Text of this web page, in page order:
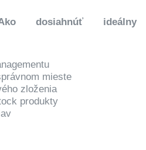
dosiahnúť ideálny
mieste
zloženia
produkty